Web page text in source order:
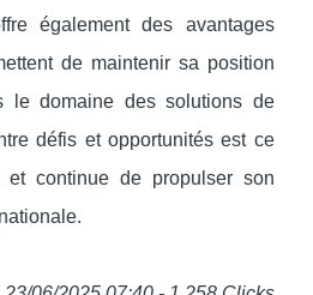
également des avantages
de maintenir sa position
le domaine des solutions de
défis et opportunités est ce
continue de propulser son